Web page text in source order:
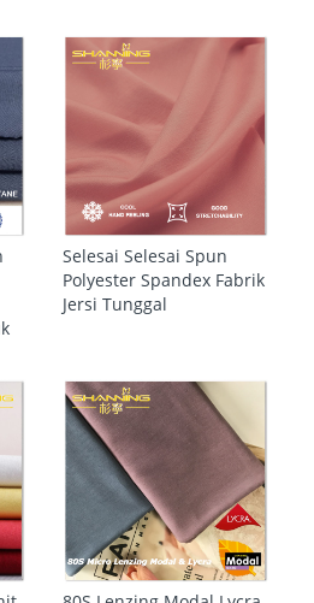
Selesai Selesai Spun
Polyester Spandex Fabrik
Jersi Tunggal